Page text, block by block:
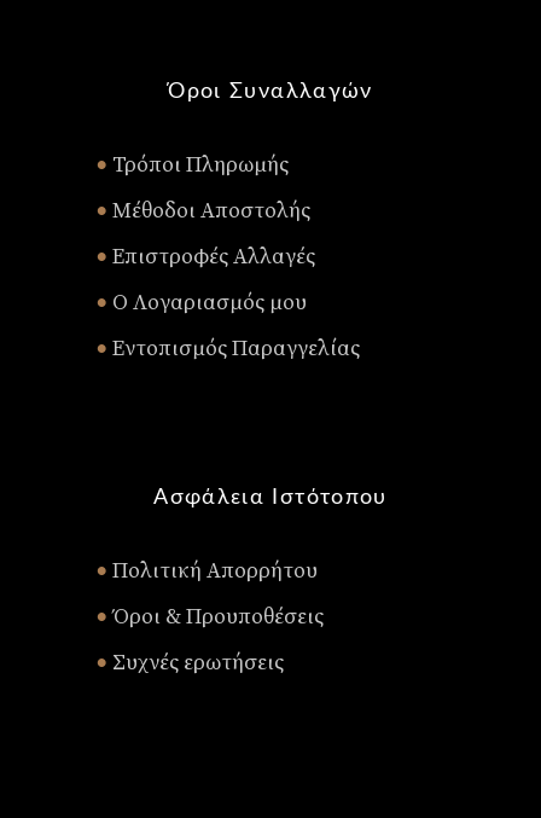
Όροι Συναλλαγών
• Τρόποι Πληρωμής
• Μέθοδοι Αποστολής
• Επιστροφές Αλλαγές
• Ο Λογαριασμός μου
• Εντοπισμός Παραγγελίας
Ασφάλεια Ιστότοπου
• Πολιτική Απορρήτου
• Όροι & Προυποθέσεις
• Συχνές ερωτήσεις